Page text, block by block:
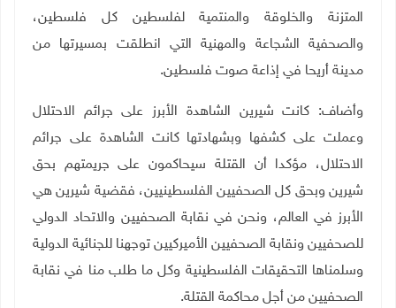
المتزنة والخلوقة والمنتمية لفلسطين كل فلسطين،
والصحفية الشجاعة والمهنية التي انطلقت بمسيرتها من
مدينة أريحا في إذاعة صوت فلسطين.
وأضاف: كانت شيرين الشاهدة الأبرز على جرائم الاحتلال
وعملت على كشفها وبشهادتها كانت الشاهدة على جرائم
الاحتلال، مؤكدا أن القتلة سيحاكمون على جريمتهم بحق
شيرين وبحق كل الصحفيين الفلسطينيين، فقضية شيرين هي
الأبرز في العالم، ونحن في نقابة الصحفيين والاتحاد الدولي
للصحفيين ونقابة الصحفيين الأميركيين توجهنا للجنائية الدولية
وسلمناها التحقيقات الفلسطينية وكل ما طلب منا في نقابة
الصحفيين من أجل محاكمة القتلة.